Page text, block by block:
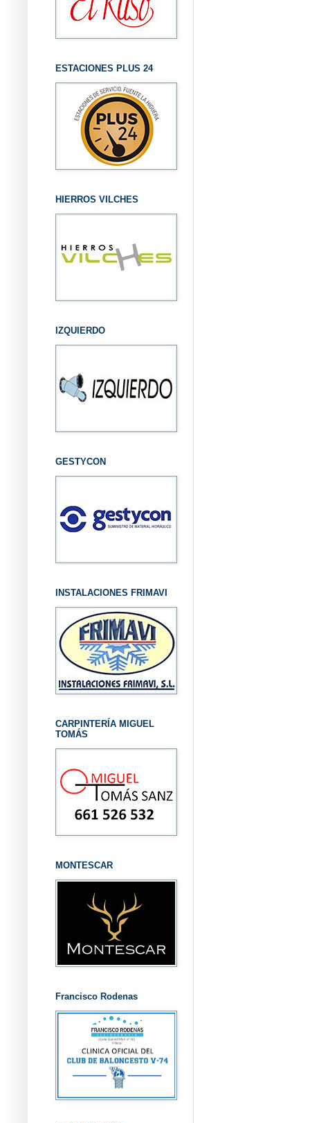
ESTACIONES PLUS 24
HIERROS VILCHES
IZQUIERDO
GESTYCON
INSTALACIONES FRIMAVI
CARPINTERÍA MIGUEL
TOMÁS
MONTESCAR
Francisco Rodenas